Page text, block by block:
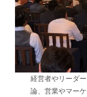
経営者やリーダ
論、営業やマー